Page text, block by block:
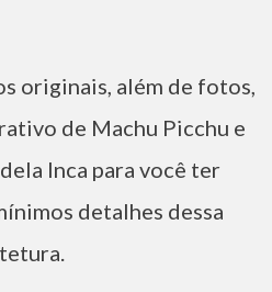
originais, além de fotos,
de Machu Picchu e
Inca para você ter
detalhes dessa